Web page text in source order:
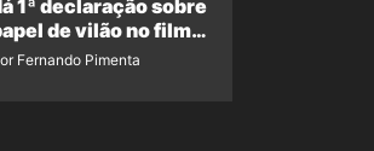
1ª declaração sobre
de vilão no filme
Marvel
Fernando Pimenta